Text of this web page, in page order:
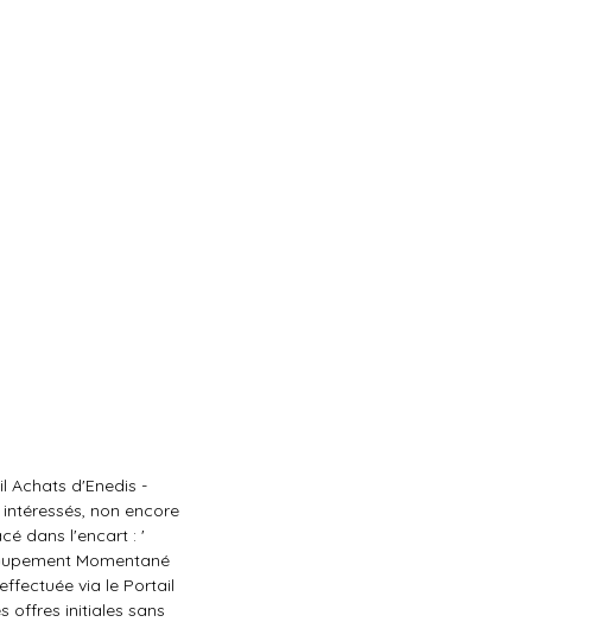
Achats d'Enedis -
non encore
dans l'encart : '
Momentané
via le Portail
offres initiales sans